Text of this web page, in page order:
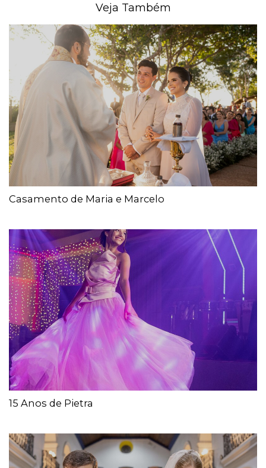
Veja Também
Casamento de Maria e Marcelo
15 Anos de Pietra